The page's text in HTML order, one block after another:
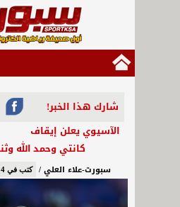
شارك هذا الخبر!
الآسيوي يعلن إيقاف
كانتي وحمد الله
سبورت-علاء العلي / كتب في 07/05/2024 - 5:11 م